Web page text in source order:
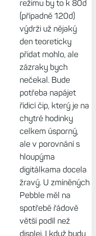
120 dní solar verze, tak
to určitě nevyžerou
hodiny.
Odpovědět
v6ak, 11. duben
2025, 08:21
V tom extrémním
režimu by to k 80d
(případně 120d)
výdrži už nějaký
den teoreticky
přidat mohlo, ale
zázraky bych
nečekal. Bude
potřeba napájet
řídicí čip, který je na